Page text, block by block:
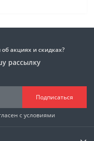
акциях и скидках?
рассылку
Подписаться
с условиями